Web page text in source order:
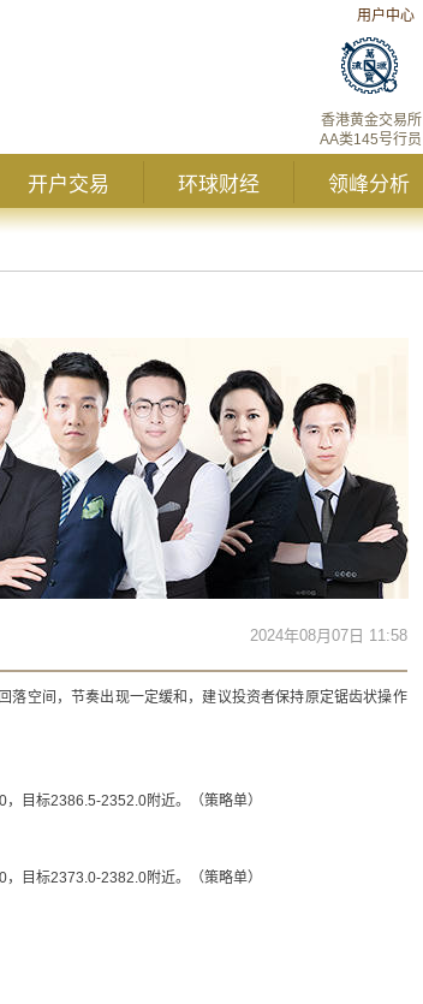
用户中心
香港黄金交易所
AA类145号行员
开户交易 环球财经 领峰分析
2024年08月07日 11:58
落空间，节奏出现一定缓和，建议投资者保持原定锯齿状操作
目标2386.5-2352.0附近。（策略单）
目标2373.0-2382.0附近。（策略单）